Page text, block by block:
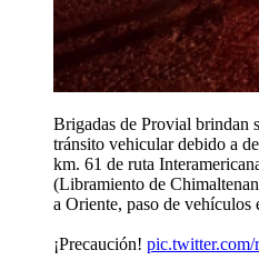
Brigadas de Provial brindan
tránsito vehicular debido a
km. 61 de ruta
(Libramiento de
a Oriente, paso de vehículos
¡Precaución!